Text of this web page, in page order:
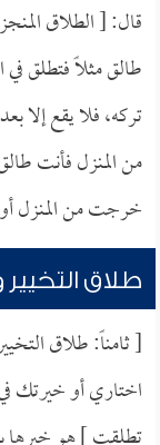
قال: [ الطلاق
طالق مثلاً فتطلق
تركه، فلا يقع
من المنزل فأنت
خرجت من المنزل
طلاق التخيير
[ ثامناً: طلاق
اختاري أو خيرتك